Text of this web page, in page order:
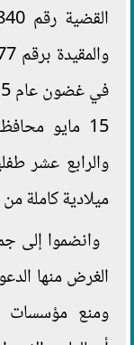
15 مايو
والرابع عشر
ميلادية كاملة
وانضموا إلى
الغرض منها
ومنع مؤسسات